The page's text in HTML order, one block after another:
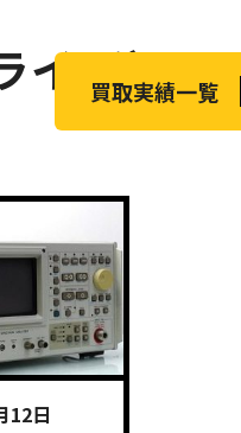
イザ)
買取実績一覧
12日